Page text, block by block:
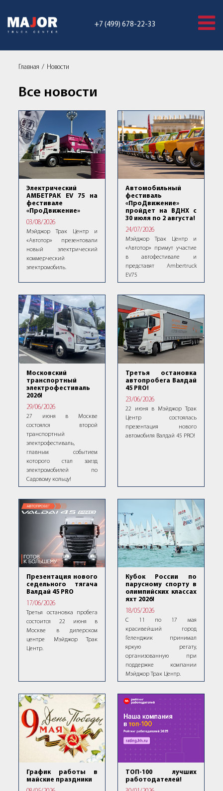
+7 (499) 678-22-33
Главная Новости
Все новости
Электрический
АМБЕТРАК EV 75 на
фестивале
«ПроДвижение»
03/08/2026
Мэйджор Трак Центр и
«Автотор» презентовали
новый электрический
коммерческий
электромобиль.
Автомобильный
фестиваль
«ПроДвижение»
пройдет на ВДНХ с
30 июля по 2 августа!
24/07/2026
Мэйджор Трак Центр и
«Автотор» примут участие
в автофестивале и
представят Ambertruck
EV75
Московский
транспортный
электрофестиваль
2026!
29/06/2026
27 июня в Москве
состоялся второй
транспортный
электрофестиваль,
главным событием
которого стал заезд
электромобилей по
Садовому кольцу!
Третья остановка
автопробега Валдай
45 PRO!
23/06/2026
22 июня в Мэйджор Трак
Центр состоялась
презентация нового
автомобиля Валдай 45 PRO!
Презентация нового
седельного тягача
Валдай 45 PRO
17/06/2026
Третья остановка пробега
состоится 22 июня в
Москве в дилерском
центре Мэйджор Трак
Центр.
Кубок России по
парусному спорту в
олимпийских классах
яхт 2026!
18/05/2026
С 11 по 17 мая
красивейший город
Геленджик принимал
яркую регату,
организованную при
поддержке компании
Мэйджор Трак Центр.
График работы в
майские праздники
ТОП-100 лучших
работодателей!